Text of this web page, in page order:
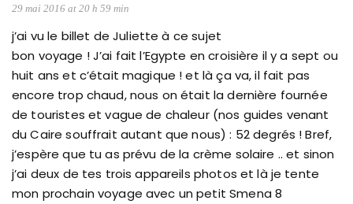
29 mai 2016 at 20 h 59 min
j’ai vu le billet de Juliette à ce sujet
bon voyage ! J’ai fait l’Egypte en croisière il y a sept ou
huit ans et c’était magique ! et là ça va, il fait pas
encore trop chaud, nous on était la dernière fournée
de touristes et vague de chaleur (nos guides venant
du Caire souffrait autant que nous) : 52 degrés ! Bref,
j’espère que tu as prévu de la crème solaire .. et sinon
j’ai deux de tes trois appareils photos et là je tente
mon prochain voyage avec un petit Smena 8